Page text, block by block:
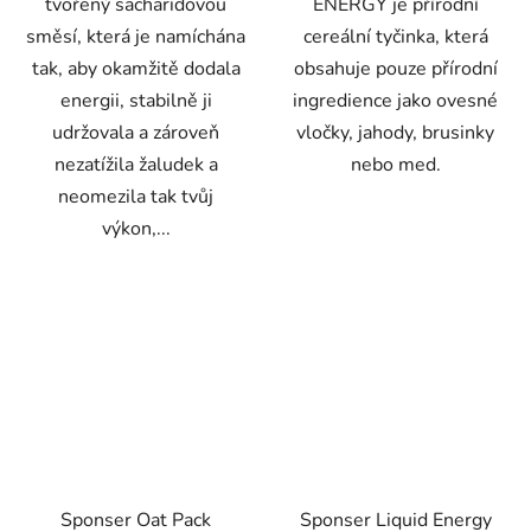
směsí, která je namíchána
tak, aby okamžitě dodala
energii, stabilně ji
udržovala a zároveň
nezatížila žaludek a
neomezila tak tvůj
výkon,...
cereální tyčinka, která
obsahuje pouze přírodní
ingredience jako ovesné
vločky, jahody, brusinky
nebo med.
Sponser Oat Pack
Sponser Liquid Energy